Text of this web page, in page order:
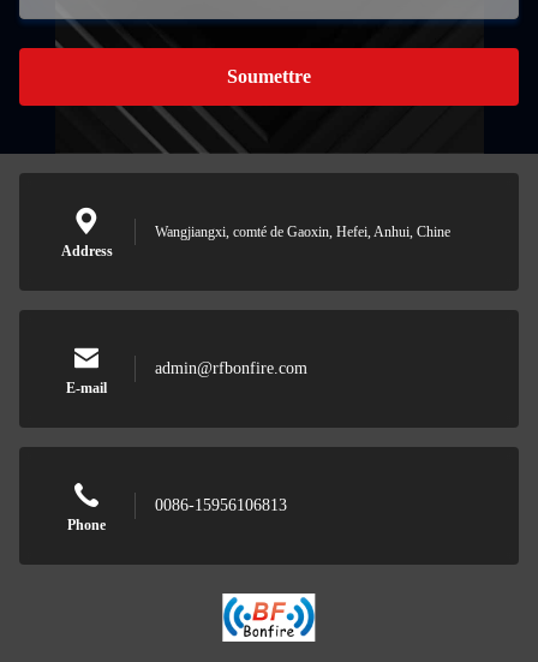
Soumettre
Address
Wangjiangxi, comté de Gaoxin, Hefei, Anhui, Chine
E-mail
admin@rfbonfire.com
Phone
0086-15956106813